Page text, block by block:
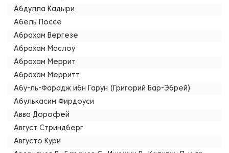
Абдулла Кадыри
Абель Поссе
Абрахам Вергезе
Абрахам Маслоу
Абрахам Меррит
Абрахам Мерритт
Абу-ль-Фарадж ибн Гарун (Григорий Бар-Эбрей)
Абулькасим Фирдоуси
Авва Дорофей
Август Стриндберг
Августо Кури